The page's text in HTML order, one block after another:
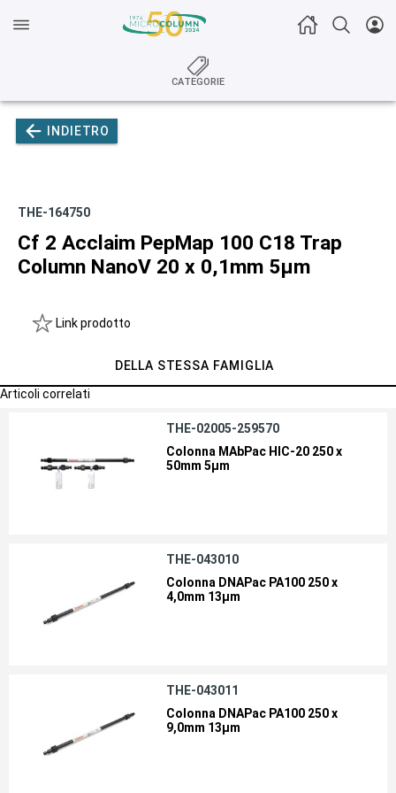
CATEGORIE
INDIETRO
THE-164750
Cf 2 Acclaim PepMap 100 C18 Trap
Column NanoV 20 x 0,1mm 5µm
Link prodotto
DELLA STESSA FAMIGLIA
Articoli correlati
THE-02005-259570
Colonna MAbPac HIC-20 250 x
50mm 5µm
THE-043010
Colonna DNAPac PA100 250 x
4,0mm 13µm
THE-043011
Colonna DNAPac PA100 250 x
9,0mm 13µm